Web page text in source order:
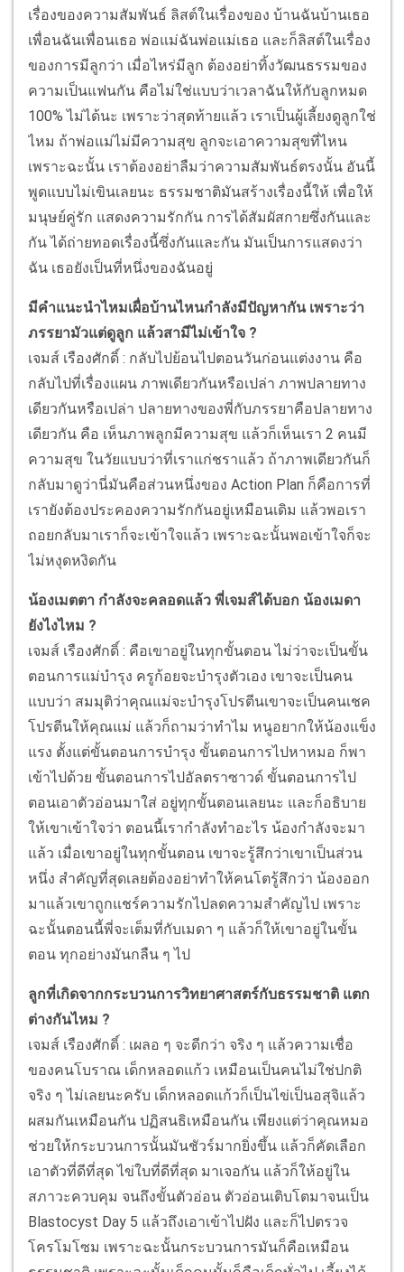
เรื่องของความสัมพันธ์ ลิสต์ในเรื่องของ บ้านฉันบ้านเธอ
เพื่อนฉันเพื่อนเธอ พ่อแม่ฉันพ่อแม่เธอ และก็ลิสต์ในเรื่อง
ของการมีลูกว่า เมื่อไหร่มีลูก ต้องอย่าทิ้งวัฒนธรรมของ
ความเป็นแฟนกัน คือไม่ใช่แบบว่าเวลาฉันให้กับลูกหมด
100% ไม่ได้นะ เพราะว่าสุดท้ายแล้ว เราเป็นผู้เลี้ยงดูลูกใช่
ไหม ถ้าพ่อแม่ไม่มีความสุข ลูกจะเอาความสุขที่ไหน
เพราะฉะนั้น เราต้องอย่าลืมว่าความสัมพันธ์ตรงนั้น อันนี้
พูดแบบไม่เขินเลยนะ ธรรมชาติมันสร้างเรื่องนี้ให้ เพื่อให้
มนุษย์คู่รัก แสดงความรักกัน การได้สัมผัสกายซึ่งกันและ
กัน ได้ถ่ายทอดเรื่องนี้ซึ่งกันและกัน มันเป็นการแสดงว่า
ฉัน เธอยังเป็นที่หนึ่งของฉันอยู่
มีคำแนะนำไหมเผื่อบ้านไหนกำลังมีปัญหากัน เพราะว่า
ภรรยามัวแต่ดูลูก แล้วสามีไม่เข้าใจ ?
เจมส์ เรืองศักดิ์ : กลับไปย้อนไปตอนวันก่อนแต่งงาน คือ
กลับไปที่เรื่องแผน ภาพเดียวกันหรือเปล่า ภาพปลายทาง
เดียวกันหรือเปล่า ปลายทางของพี่กับภรรยาคือปลายทาง
เดียวกัน คือ เห็นภาพลูกมีความสุข แล้วก็เห็นเรา 2 คนมี
ความสุข ในวัยแบบว่าที่เราแก่ชราแล้ว ถ้าภาพเดียวกันก็
กลับมาดูว่านี่มันคือส่วนหนึ่งของ Action Plan ก็คือการที่
เรายังต้องประคองความรักกันอยู่เหมือนเดิม แล้วพอเรา
ถอยกลับมาเราก็จะเข้าใจแล้ว เพราะฉะนั้นพอเข้าใจก็จะ
ไม่หงุดหงิดกัน
น้องเมตตา กำลังจะคลอดแล้ว พี่เจมส์ได้บอก น้องเมดา
ยังไงไหม ?
เจมส์ เรืองศักดิ์ : คือเขาอยู่ในทุกขั้นตอน ไม่ว่าจะเป็นขั้น
ตอนการแม่บำรุง ครูก้อยจะบำรุงตัวเอง เขาจะเป็นคน
แบบว่า สมมุติว่าคุณแม่จะบำรุงโปรตีนเขาจะเป็นคนเชค
โปรตีนให้คุณแม่ แล้วก็ถามว่าทำไม หนูอยากให้น้องแข็ง
แรง ตั้งแต่ขั้นตอนการบำรุง ขั้นตอนการไปหาหมอ ก็พา
เข้าไปด้วย ขั้นตอนการไปอัลตราซาวด์ ขั้นตอนการไป
ตอนเอาตัวอ่อนมาใส่ อยู่ทุกขั้นตอนเลยนะ และก็อธิบาย
ให้เขาเข้าใจว่า ตอนนี้เรากำลังทำอะไร น้องกำลังจะมา
แล้ว เมื่อเขาอยู่ในทุกขั้นตอน เขาจะรู้สึกว่าเขาเป็นส่วน
หนึ่ง สำคัญที่สุดเลยต้องอย่าทำให้คนโตรู้สึกว่า น้องออก
มาแล้วเขาถูกแชร์ความรักไปลดความสำคัญไป เพราะ
ฉะนั้นตอนนี้พี่จะเต็มที่กับเมดา ๆ แล้วก็ให้เขาอยู่ในขั้น
ตอน ทุกอย่างมันกลืน ๆ ไป
ลูกที่เกิดจากกระบวนการวิทยาศาสตร์กับธรรมชาติ แตก
ต่างกันไหม ?
เจมส์ เรืองศักดิ์ : เผลอ ๆ จะดีกว่า จริง ๆ แล้วความเชื่อ
ของคนโบราณ เด็กหลอดแก้ว เหมือนเป็นคนไม่ใช่ปกติ
จริง ๆ ไม่เลยนะครับ เด็กหลอดแก้วก็เป็นไข่เป็นอสุจิแล้ว
ผสมกันเหมือนกัน ปฏิสนธิเหมือนกัน เพียงแต่ว่าคุณหมอ
ช่วยให้กระบวนการนั้นมันชัวร์มากยิ่งขึ้น แล้วก็คัดเลือก
เอาตัวที่ดีที่สุด ไข่ใบที่ดีที่สุด มาเจอกัน แล้วก็ให้อยู่ใน
สภาวะควบคุม จนถึงขั้นตัวอ่อน ตัวอ่อนเติบโตมาจนเป็น
Blastocyst Day 5 แล้วถึงเอาเข้าไปฝัง และก็ไปตรวจ
โครโมโซม เพราะฉะนั้นกระบวนการมันก็คือเหมือน